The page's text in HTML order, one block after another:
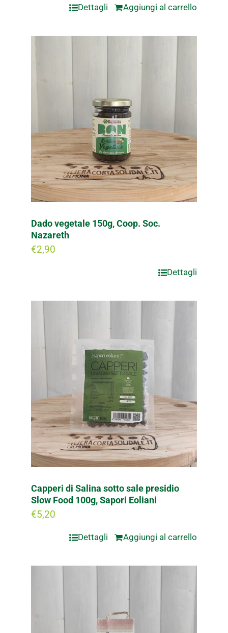
Aggiungi al carrello
Dettagli
Dado vegetale 150g, Coop. Soc.
Nazareth
€2,90
Dettagli
Capperi di Salina sotto sale presidio
Slow Food 100g, Sapori Eoliani
€5,20
Aggiungi al carrello
Dettagli